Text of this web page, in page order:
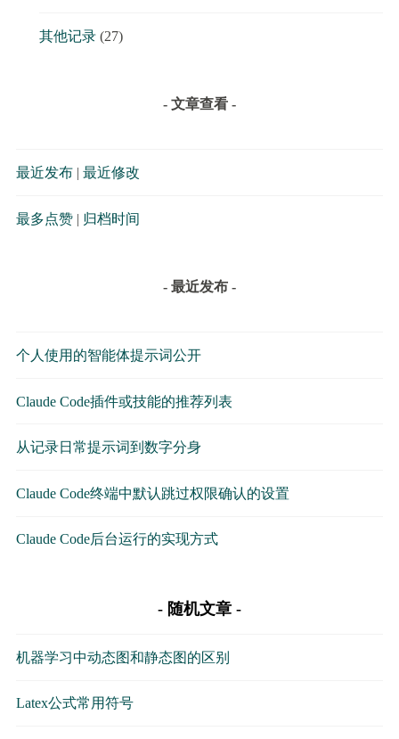
其他记录(27)
- 文章查看 -
最近发布| 最近修改
最多点赞| 归档时间
- 最近发布 -
个人使用的智能体提示词公开
Claude Code插件或技能的推荐列表
从记录日常提示词到数字分身
Claude Code终端中默认跳过权限确认的设置
Claude Code后台运行的实现方式
随机文章
机器学习中动态图和静态图的区别
Latex公式常用符号